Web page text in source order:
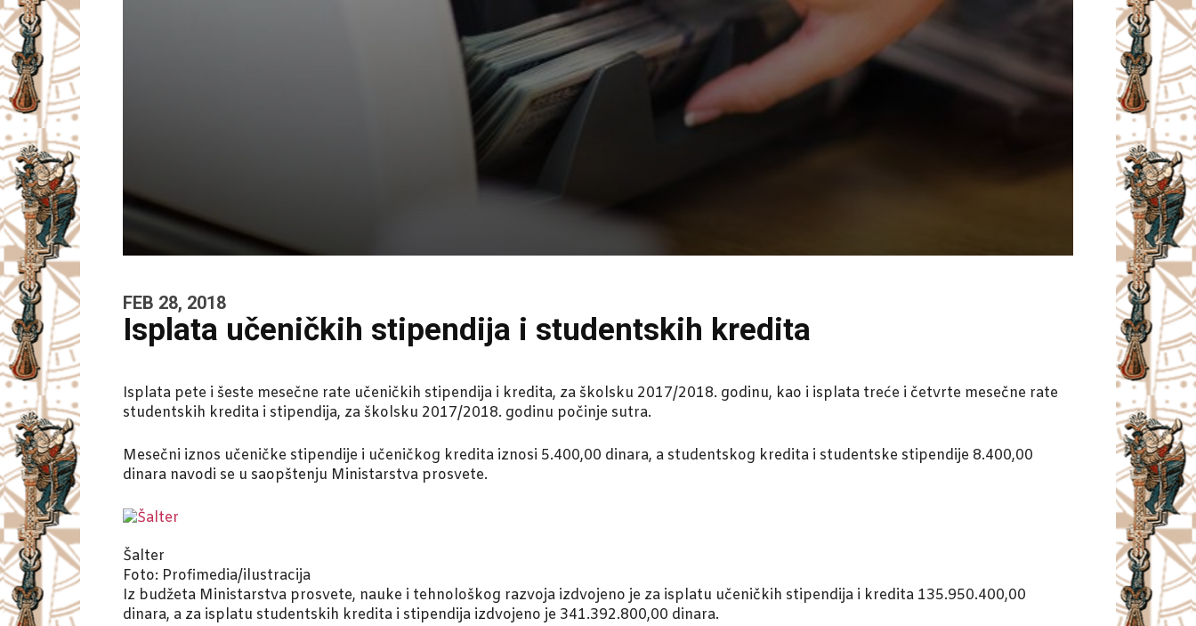
FEB 28, 2018
Isplata učeničkih stipendija i studentskih kredita
Isplata pete i šeste mesečne rate učeničkih stipendija i kredita, za školsku 2017/2018. godinu, kao i isplata treće i četvrte mesečne rate
studentskih kredita i stipendija, za školsku 2017/2018. godinu počinje sutra.
Mesečni iznos učeničke stipendije i učeničkog kredita iznosi 5.400,00 dinara, a studentskog kredita i studentske stipendije 8.400,00
dinara navodi se u saopštenju Ministarstva prosvete.
Šalter
Foto: Profimedia/ilustracija
Iz budžeta Ministarstva prosvete, nauke i tehnološkog razvoja izdvojeno je za isplatu učeničkih stipendija i kredita 135.950.400,00
dinara, a za isplatu studentskih kredita i stipendija izdvojeno je 341.392.800,00 dinara.